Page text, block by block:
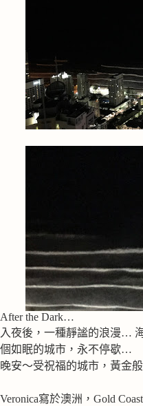
After the Dark…
入夜後，一種靜謐的浪漫…
個如眠的城市，永不停歇…
晚安～受祝福的城市，黃金般
Veronica寫於澳洲，Gold